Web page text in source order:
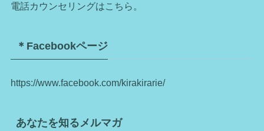
電話カウンセリングはこちら。
＊Facebookページ
https://www.facebook.com/kirakirarie/
あなたを知るメルマガ